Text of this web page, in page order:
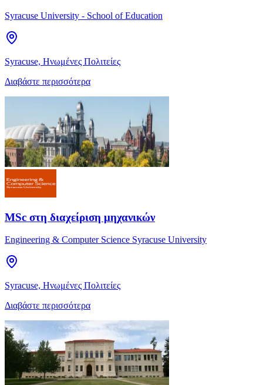
Syracuse University - School of Education
Syracuse, Ηνωμένες Πολιτείες
Διαβάστε περισσότερα
MSc στη διαχείριση μηχανικών
Engineering & Computer Science Syracuse University
Syracuse, Ηνωμένες Πολιτείες
Διαβάστε περισσότερα